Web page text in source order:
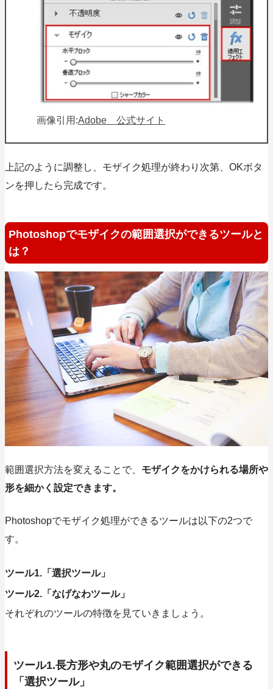
画像引用:Adobe 公式サイト
上記のように調整し、モザイク処理が終わり次第、OKボタ
ンを押したら完成です。
Photoshopでモザイクの範囲選択ができるツールと
は？
範囲選択方法を変えることで、 モザイクをかけられる場所や
形を細かく設定できます。
Photoshopでモザイク処理ができるツールは以下の2つで
す。
ツール1.「選択ツール」
ツール2.「なげなわツール」
それぞれのツールの特徴を見ていきましょう。
ツール1.長方形や丸のモザイク範囲選択ができる
「選択ツール」